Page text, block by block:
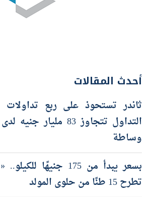
أحدث المقالات
ثاندر تستحوذ على ربع تداولات
وساطة
بسعر يبدأ من 175 جنيهًا
تطرح 15 طنًا من حلوى المولد